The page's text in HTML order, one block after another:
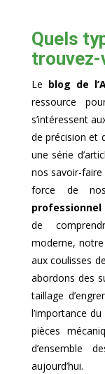
Quels
trouvez-
Le blog de
ressource
s’intéressent
de précision et
une série
nos savoir-
force de
professionnel
de
moderne,
aux coulisses
abordons des
taillage
l’importance
pièces
d’ensemble
aujourd’hui.